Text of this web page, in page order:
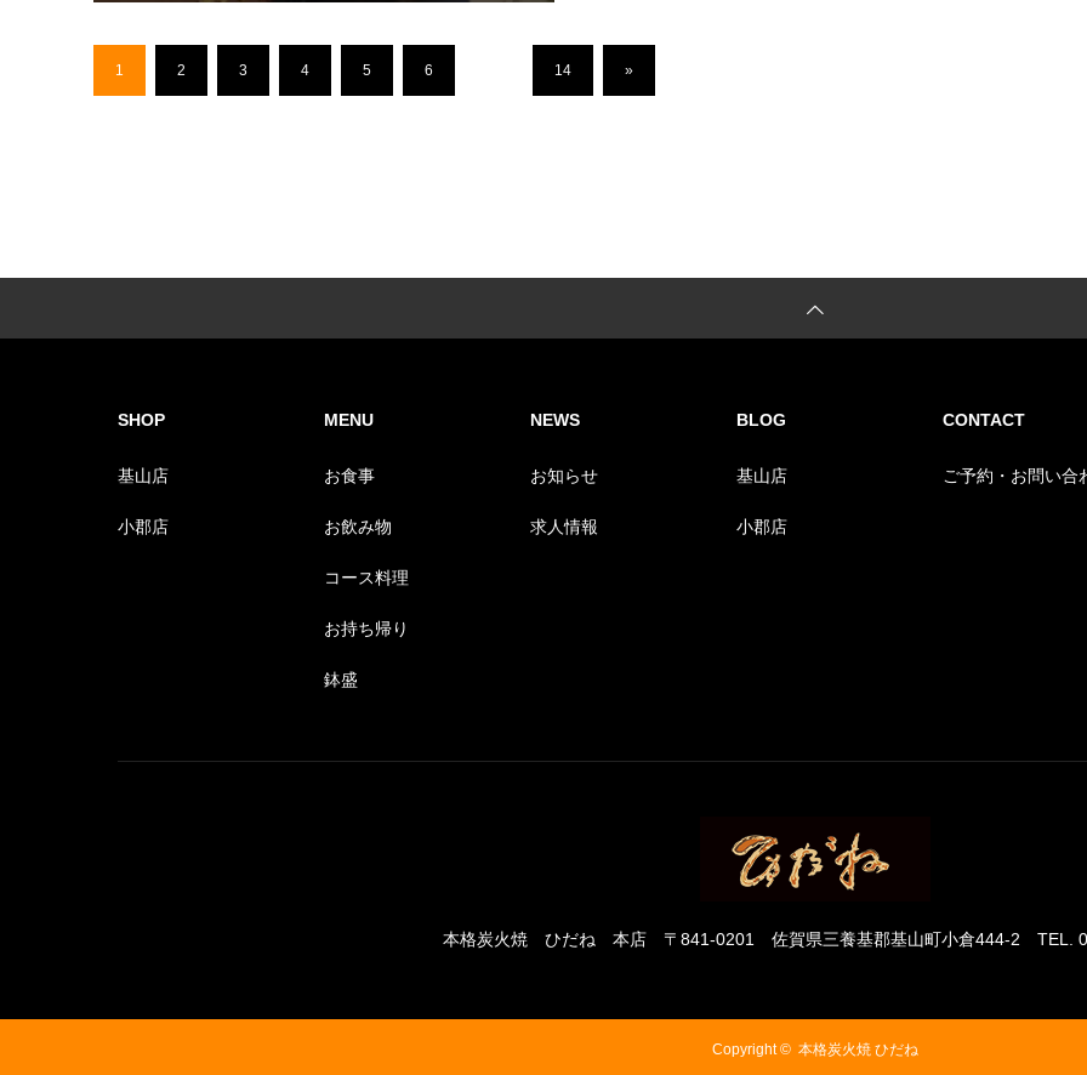
1 2 3 4 5 6 14 »
SHOP
基山店
小郡店
MENU
お食事
お飲み物
コース料理
お持ち帰り
鉢盛
NEWS
お知らせ
求人情報
BLOG
基山店
小郡店
CONTACT
ご予約・お問い合
本格炭火焼 ひだね 本店 〒841-0201 佐賀県三養基郡基山町小倉444-2 TEL.
Copyright © 本格炭火焼 ひだね